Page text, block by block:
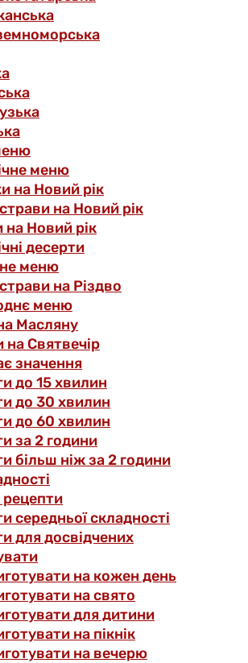
меню
на Новий рік
страви на Новий рік
на Новий рік
десерти
меню
на Різдво
меню
Масляну
на Святвечір
значення
до 15 хвилин
до 30 хвилин
до 60 хвилин
за 2 години
більш ніж за 2 години
рецепти
середньої складності
для досвідчених
на кожен день
на свято
для дитини
на пікнік
на вечерю